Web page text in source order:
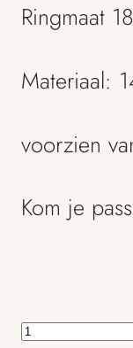
Ringmaat
Materiaal:
voorzien
Kom je
Geelgoud